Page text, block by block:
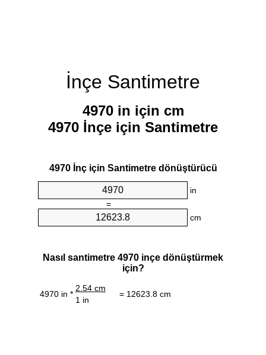
İnçe Santimetre
4970 in için cm
4970 İnçe için Santimetre
4970 İnç için Santimetre dönüştürücü
in
=
cm
Nasıl santimetre 4970 inçe dönüştürmek
için?
4970 in *
2.54 cm
= 12623.8 cm
1 in